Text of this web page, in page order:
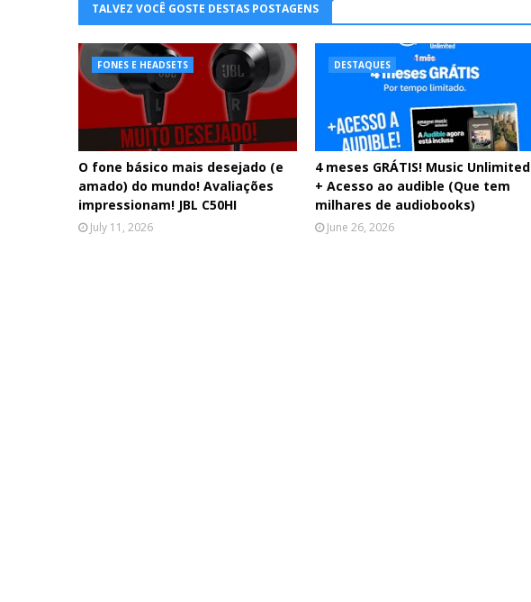
TALVEZ VOCÊ GOSTE DESTAS POSTAGENS
FONES E HEADSETS
O fone básico mais desejado (e
amado) do mundo! Avaliações
impressionam! JBL C50HI
July 11, 2026
DESTAQUES
4 meses GRÁTIS! Music Unlimited
+ Acesso ao audible (Que tem
milhares de audiobooks)
June 26, 2026